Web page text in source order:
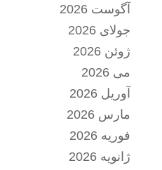
آگوست 2026
جولای 2026
ژوئن 2026
می 2026
آوریل 2026
مارس 2026
فوریه 2026
ژانویه 2026